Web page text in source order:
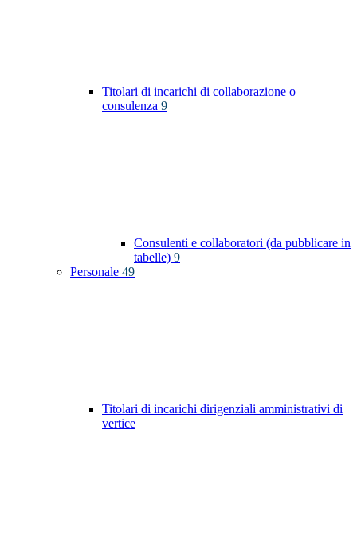
Titolari di incarichi di collaborazione o
consulenza 9
Consulenti e collaboratori (da pubblicare in
tabelle) 9
Personale 49
Titolari di incarichi dirigenziali amministrativi di
vertice